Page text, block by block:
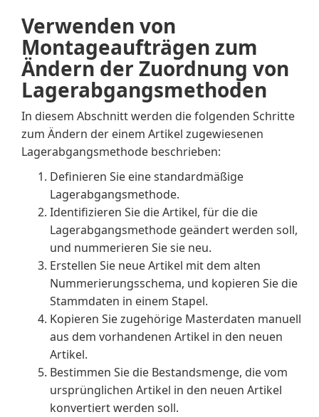
Verwenden von
Montageaufträgen zum
Ändern der Zuordnung von
Lagerabgangsmethoden
In diesem Abschnitt werden die folgenden Schritte
zum Ändern der einem Artikel zugewiesenen
Lagerabgangsmethode beschrieben:
Definieren Sie eine standardmäßige
Lagerabgangsmethode.
Identifizieren Sie die Artikel, für die die
Lagerabgangsmethode geändert werden soll,
und nummerieren Sie sie neu.
Erstellen Sie neue Artikel mit dem alten
Nummerierungsschema, und kopieren Sie die
Stammdaten in einem Stapel.
Kopieren Sie zugehörige Masterdaten manuell
aus dem vorhandenen Artikel in den neuen
Artikel.
Bestimmen Sie die Bestandsmenge, die vom
ursprünglichen Artikel in den neuen Artikel
konvertiert werden soll.